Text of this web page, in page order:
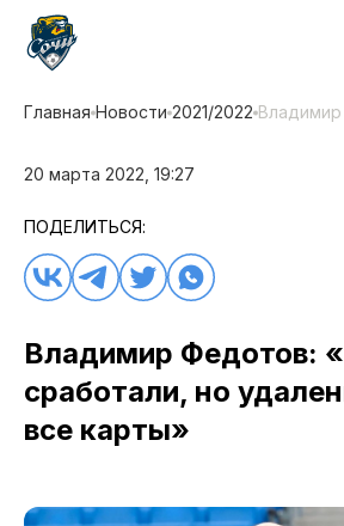
Главная Новости 2021/2022
20 марта 2022, 19:27
ПОДЕЛИТЬСЯ:
Владимир Федотов:
сработали, но
все карты»